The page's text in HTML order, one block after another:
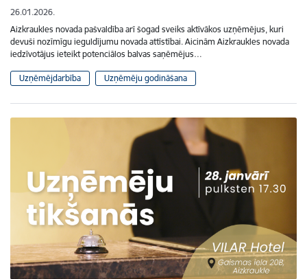
26.01.2026.
Aizkraukles novada pašvaldība arī šogad sveiks aktīvākos uzņēmējus, kuri
devuši nozīmīgu ieguldījumu novada attīstībai. Aicinām Aizkraukles novada
iedzīvotājus ieteikt potenciālos balvas saņēmējus…
Uzņēmējdarbība Uzņēmēju godināšana